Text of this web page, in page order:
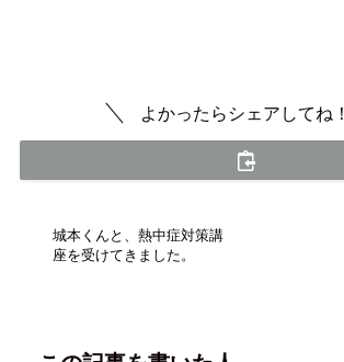
よかったらシェアしてね！
城本くんと、熱中症対策講
座を受けてきました。